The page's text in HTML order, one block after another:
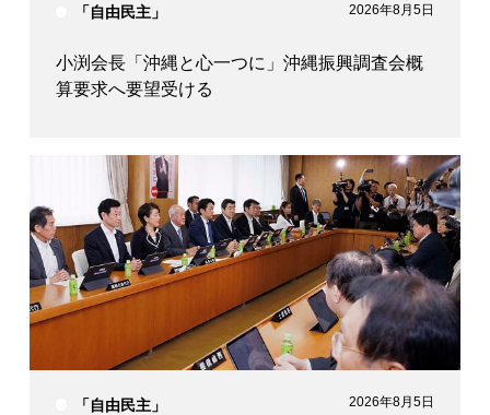
「自由民主」 2026年8月5日
小渕会長「沖縄と心一つに」沖縄振興調査会概
算要求へ要望受ける
「自由民主」 2026年8月5日